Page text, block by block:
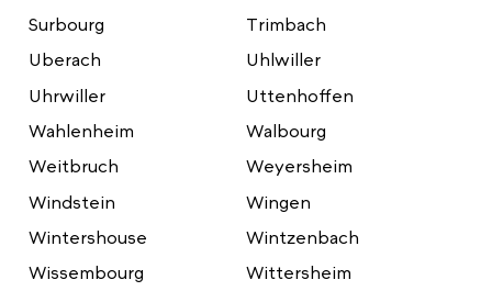
Surbourg
Trimbach
Uberach
Uhlwiller
Uhrwiller
Uttenhoffen
Wahlenheim
Walbourg
Weitbruch
Weyersheim
Windstein
Wingen
Wintershouse
Wintzenbach
Wissembourg
Wittersheim